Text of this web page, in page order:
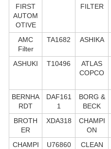
FIRST
AUTOM
OTIVE
FILTER
AMC
Filter
TA1682 ASHIKA
ASHUKI T10496
ATLAS
COPCO
BERNHA
RDT
DAF161
1
BORG &
BECK
BROTH
ER
XDA318
CHAMPI
ON
CHAMPI
U76860
CLEAN